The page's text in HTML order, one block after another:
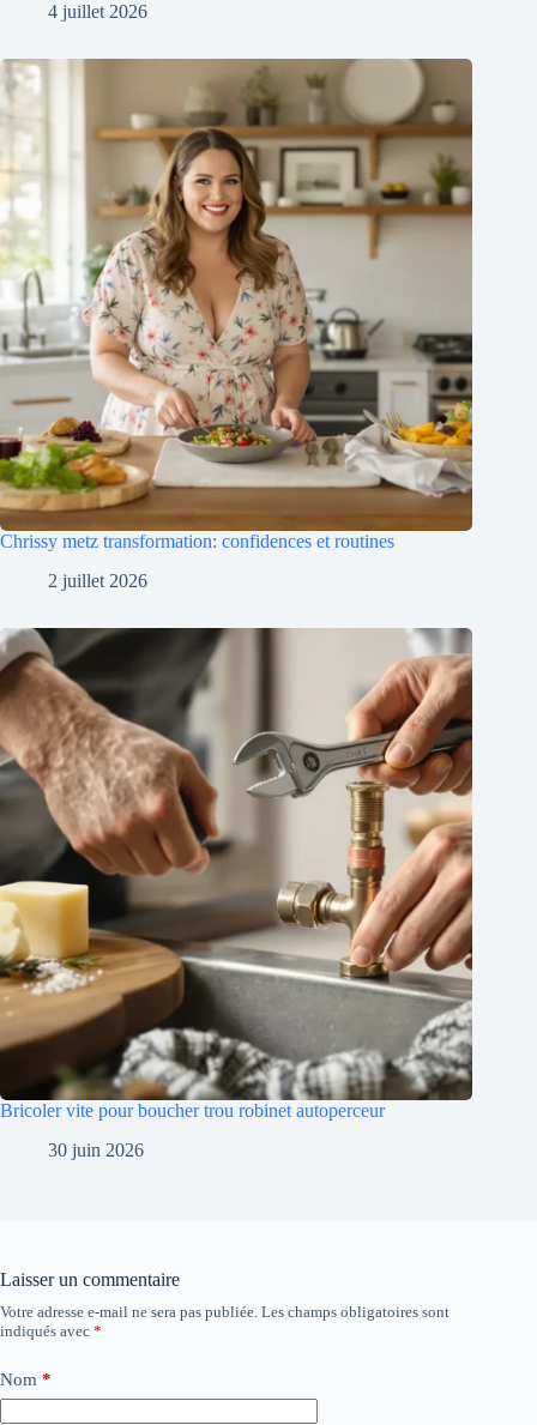
4 juillet 2026
Chrissy metz transformation: confidences et routines
2 juillet 2026
Bricoler vite pour boucher trou robinet autoperceur
30 juin 2026
Laisser un commentaire
Votre adresse e-mail ne sera pas publiée. Les champs obligatoires sont
indiqués avec *
Nom *